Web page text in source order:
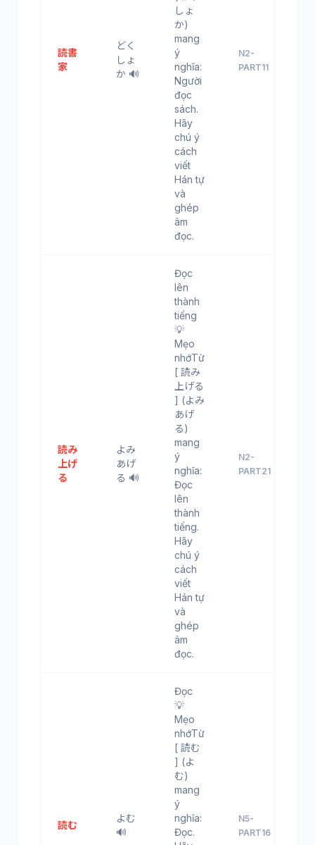
読書
家
どく
しょ
か 🔊
しょ
か)
mang
ý
nghĩa:
Người
đọc
sách.
Hãy
chú ý
cách
viết
Hán tự
và
ghép
âm
đọc.
N2-
PART11
読み
上げ
る
よみ
あげ
る 🔊
Đọc
lên
thành
tiếng
💡
Mẹo
nhớTừ
[ 読み
上げる
] (よみ
あげ
る)
mang
ý
nghĩa:
Đọc
lên
thành
tiếng.
Hãy
chú ý
cách
viết
Hán tự
và
ghép
âm
đọc.
N2-
PART21
読む
よむ
🔊
Đọc
💡
Mẹo
nhớTừ
[ 読む
] (よ
む)
mang
ý
nghĩa:
Đọc.
N5-
PART16